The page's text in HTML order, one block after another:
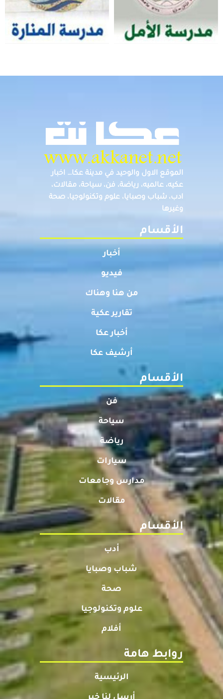
الموقع الاول والوحيد في مدينة عكا… اخبار
عكيه، عالميه، رياضة، فن، سياحة، مقالات،
ادب، شباب وصبايا، علوم وتكنولوجيا، صحة
وغيرها
الأقسام
أخبار
فيديو
من هنا وهناك
تقارير عكية
أخبار عكا
أرشيف عكا
الأقسام
فن
سياحة
رياضة
سيارات
مدارس وجامعات
مقالات
الأقسام
أدب
شباب وصبايا
صحة
علوم وتكنولوجيا
أفلام
روابط هامة
الرئيسية